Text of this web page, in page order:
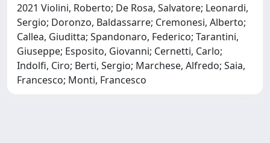
2021 Violini, Roberto; De Rosa, Salvatore; Leonardi,
Sergio; Doronzo, Baldassarre; Cremonesi, Alberto;
Callea, Giuditta; Spandonaro, Federico; Tarantini,
Giuseppe; Esposito, Giovanni; Cernetti, Carlo;
Indolfi, Ciro; Berti, Sergio; Marchese, Alfredo; Saia,
Francesco; Monti, Francesco